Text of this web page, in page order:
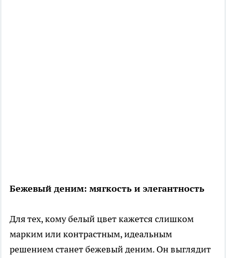
Бежевый деним: мягкость и элегантность
Для тех, кому белый цвет кажется слишком
марким или контрастным, идеальным
решением станет бежевый деним. Он выглядит